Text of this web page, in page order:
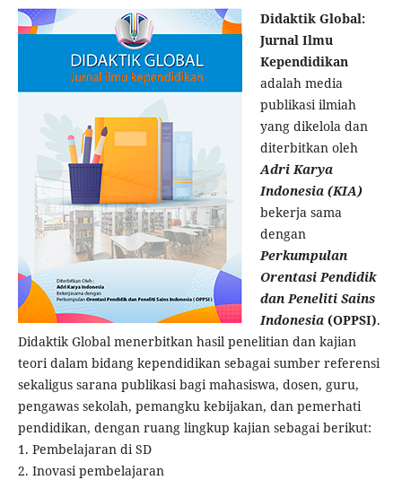
Didaktik Global:
Jurnal Ilmu
Kependidikan
adalah media
publikasi ilmiah
yang dikelola dan
diterbitkan oleh
Adri Karya
Indonesia (KIA)
bekerja sama
dengan
Perkumpulan
Orentasi Pendidik
dan Peneliti Sains
Indonesia (OPPSI).
Didaktik Global menerbitkan hasil penelitian dan kajian
teori dalam bidang kependidikan sebagai sumber referensi
sekaligus sarana publikasi bagi mahasiswa, dosen, guru,
pengawas sekolah, pemangku kebijakan, dan pemerhati
pendidikan, dengan ruang lingkup kajian sebagai berikut:
1. Pembelajaran di SD
2. Inovasi pembelajaran